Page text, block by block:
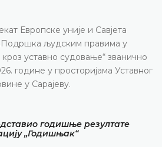
Европске уније и Савјета
људским правима у
уставно судовање“ званично
године у просторијама Уставног
у Сарајеву.
годишње резултате
„Годишњак“